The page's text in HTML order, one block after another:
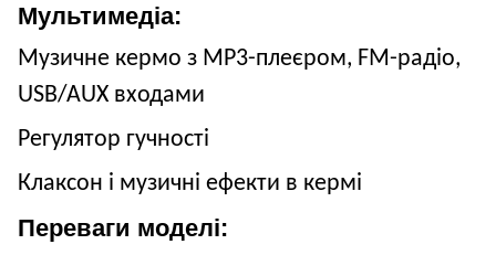
Мультимедіа:
Музичне кермо з MP3-плеєром, FM-радіо,
USB/AUX входами
Регулятор гучності
Клаксон і музичні ефекти в кермі
Переваги моделі: